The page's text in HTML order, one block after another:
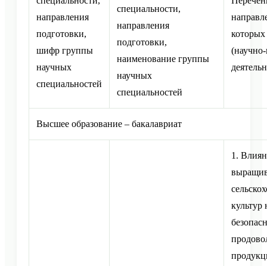
направления
подготовки,
шифр группы
научных
специальностей
специальности,
направления
подготовки,
наименование группы
научных
специальностей
которых
(научно-
Высшее образование – бакалавриат
1.
культур